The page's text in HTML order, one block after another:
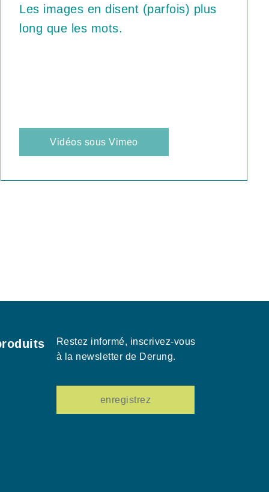
Les images en disent (parfois) plus
long que les mots.
Vidéos sous Vimeo
Restez informé, inscrivez-vous
à la newsletter de Derung.
enregistrez